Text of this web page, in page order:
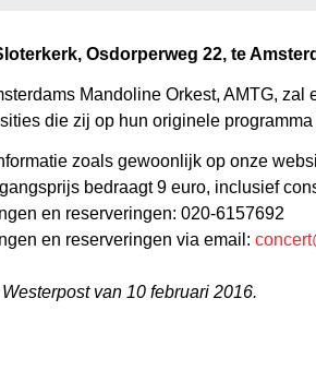
Osdorperweg 22, te
Mandoline Orkest, AMTG,
die zij op hun originele
zoals gewoonlijk op onze
bedraagt 9 euro, inclusief
en reserveringen: 020-6157692
en reserveringen via email:
van 10 februari 2016.